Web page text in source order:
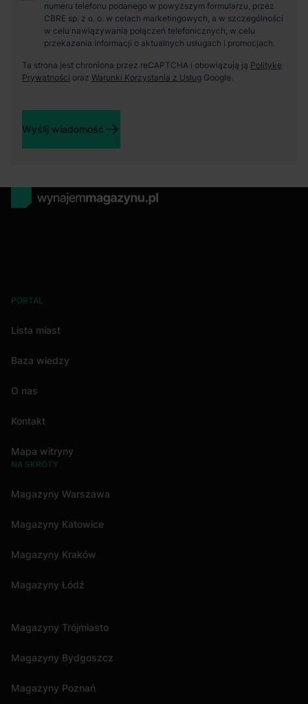
numeru telefonu podanego w powyższym formularzu, przez
CBRE sp. z o. o. w celach marketingowych, a w szczególności
w celu nawiązywania połączeń telefonicznych, w celu
przekazania informacji o aktualnych usługach i promocjach.
Ta strona jest chroniona przez reCAPTCHA i obowiązują ją Politykę
Prywatności oraz Warunki Korzystania z Usług Google.
Wyślij wiadomość
PORTAL
Lista miast
Baza wiedzy
O nas
Kontakt
Mapa witryny
NA SKRÓTY
Magazyny Warszawa
Magazyny Katowice
Magazyny Kraków
Magazyny Łódź
Magazyny Trójmiasto
Magazyny Bydgoszcz
Magazyny Poznań